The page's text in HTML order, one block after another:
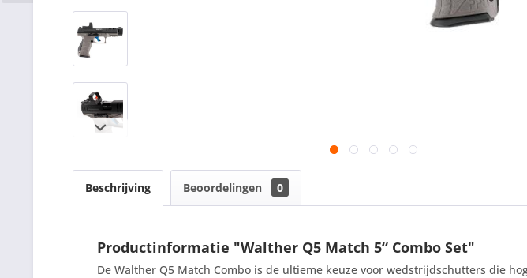
Beschrijving Beoordelingen 0
Productinformatie "Walther Q5 Match 5“ Combo Set"
De Walther Q5 Match Combo is de ultieme keuze voor wedstrijdschutters die